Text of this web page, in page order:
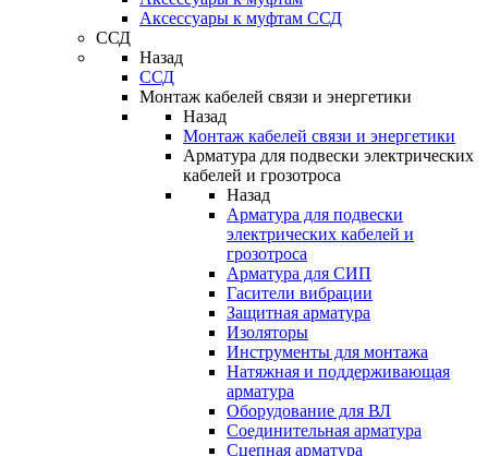
Аксессуары к муфтам ССД
ССД
Назад
ССД
Монтаж кабелей связи и энергетики
Назад
Монтаж кабелей связи и энергетики
Арматура для подвески электрических
кабелей и грозотроса
Назад
Арматура для подвески
электрических кабелей и
грозотроса
Арматура для СИП
Гасители вибрации
Защитная арматура
Изоляторы
Инструменты для монтажа
Натяжная и поддерживающая
арматура
Оборудование для ВЛ
Соединительная арматура
Сцепная арматура